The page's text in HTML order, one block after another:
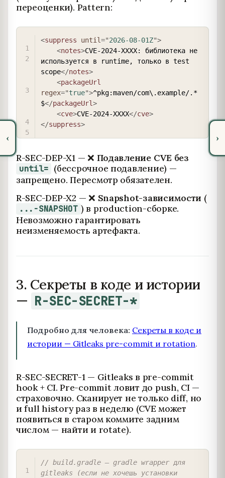
‹
переоценки). Pattern:
<suppress until="2026-08-01Z">
<notes>CVE-2024-XXXX: библиотека не
используется в runtime, только в test
scope</notes>
<packageUrl
regex="true">^pkg:maven/com\.example/.*
$</packageUrl>
<cve>CVE-2024-XXXX</cve>
</suppress>
R-SEC-DEP-X1 — ❌ Подавление CVE без
until= (бессрочное подавление) —
запрещено. Пересмотр обязателен.
R-SEC-DEP-X2 — ❌ Snapshot-зависимости (
...-SNAPSHOT ) в production-сборке.
Невозможно гарантировать
неизменяемость артефакта.
3. Секреты в коде и истории
— R-SEC-SECRET-*
Подробно для человека: Секреты в коде и
истории — Gitleaks pre-commit и rotation.
R-SEC-SECRET-1 — Gitleaks в pre-commit
hook + CI. Pre-commit ловит до push, CI —
страховочно. Сканирует не только diff, но
и full history раз в неделю (CVE может
появиться в старом коммите задним
числом — найти и rotate).
// build.gradle — gradle wrapper для
gitleaks (если не хочешь установки
›